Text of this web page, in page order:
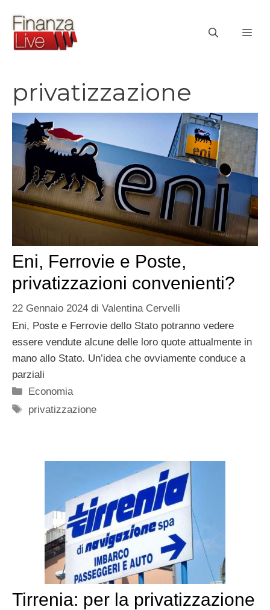
contenuto
privatizzazione
Eni, Ferrovie e Poste,
privatizzazioni convenienti?
22 Gennaio 2024 di Valentina Cervelli
Eni, Poste e Ferrovie dello Stato potranno vedere
essere vendute alcune delle loro quote attualmente in
mano allo Stato. Un’idea che ovviamente conduce a
parziali
Categorie
Economia
Tag
privatizzazione
Tirrenia: per la privatizzazione